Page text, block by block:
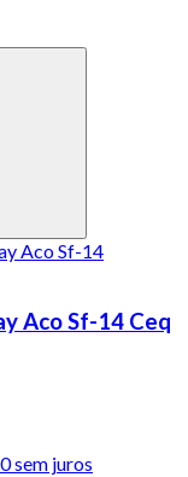
Aco Sf-14 Ceq
sem juros